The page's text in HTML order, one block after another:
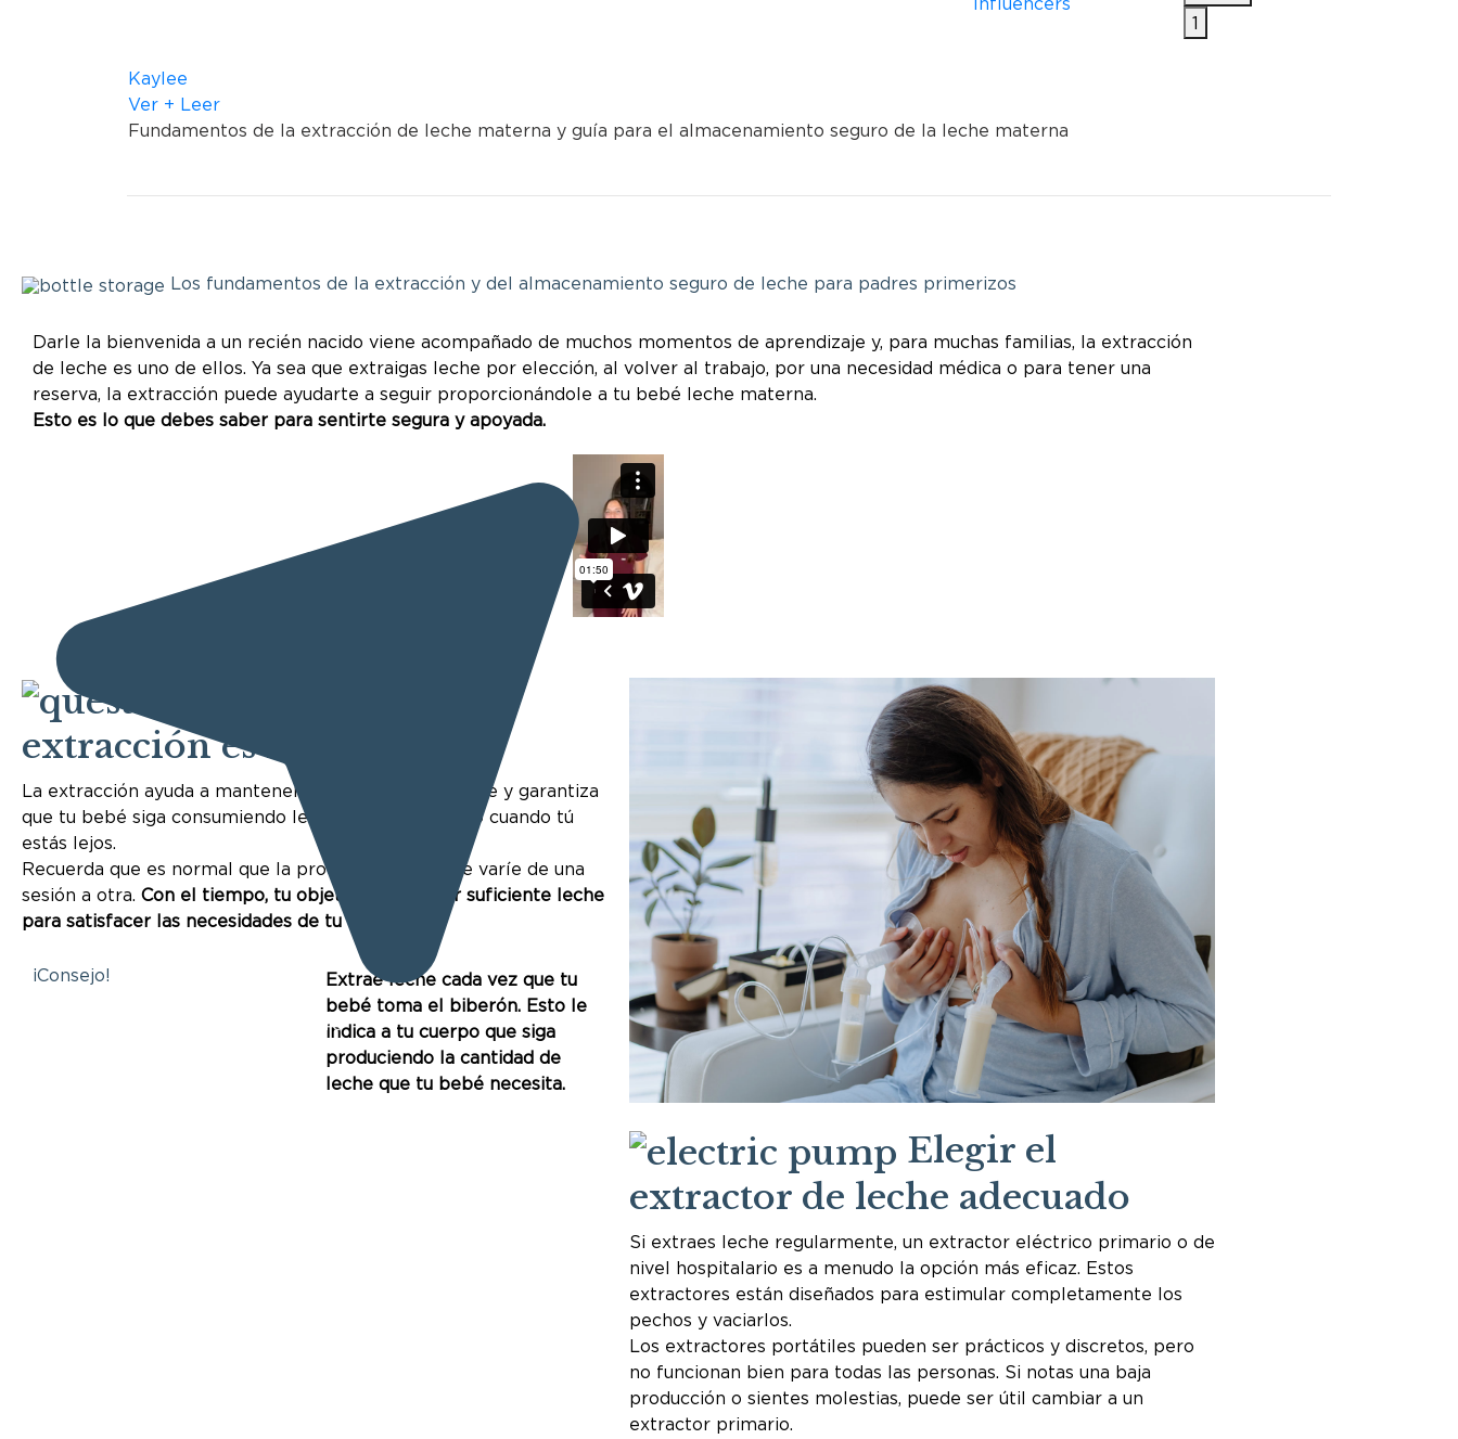
1
Kaylee
Ver + Leer
Fundamentos de la extracción de leche materna y guía para el almacenamiento seguro de la leche materna
Los fundamentos de la extracción y del almacenamiento seguro de leche para padres primerizos
Darle la bienvenida a un recién nacido viene acompañado de muchos momentos de aprendizaje y, para muchas familias, la extracción
de leche es uno de ellos. Ya sea que extraigas leche por elección, al volver al trabajo, por una necesidad médica o para tener una
reserva, la extracción puede ayudarte a seguir proporcionándole a tu bebé leche materna.
Esto es lo que debes saber para sentirte segura y apoyada.
Share
extracción es importante
La extracción ayuda a mantener el suministro de leche y garantiza
que tu bebé siga consumiendo leche materna incluso cuando tú
estás lejos.
Recuerda que es normal que la producción de leche varíe de una
sesión a otra. Con el tiempo, tu objetivo es extraer suficiente leche
para satisfacer las necesidades de tu bebé.
¡Consejo!
Extrae leche cada vez que tu
bebé toma el biberón. Esto le
indica a tu cuerpo que siga
produciendo la cantidad de
leche que tu bebé necesita.
Elegir el
extractor de leche adecuado
Si extraes leche regularmente, un extractor eléctrico primario o de
nivel hospitalario es a menudo la opción más eficaz. Estos
extractores están diseñados para estimular completamente los
pechos y vaciarlos.
Los extractores portátiles pueden ser prácticos y discretos, pero
no funcionan bien para todas las personas. Si notas una baja
producción o sientes molestias, puede ser útil cambiar a un
extractor primario.